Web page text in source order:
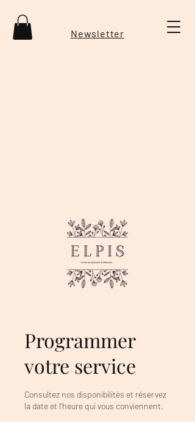
Newsletter
Programmer
votre service
Consultez nos disponibilités et réservez
la date et l'heure qui vous conviennent.